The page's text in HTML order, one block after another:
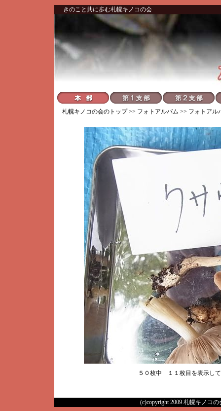
きのこと共に歩む札幌キノコの会
札幌キノコの会のトップ >> フォトアルバム >> フォトアル
５０枚中 １１枚目を表示し
(c)copyright 2009 札幌キノコ